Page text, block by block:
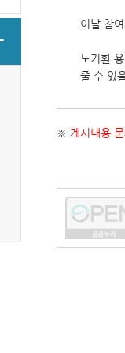
이날 참
노기환
줄 수 있
※ 게시내용